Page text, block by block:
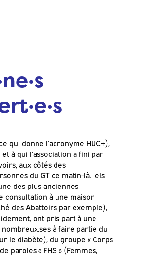
qui donne l’acronyme HUC+),
à qui l’association a fini par
aux côtés des
du GT ce matin-là. Iels
des plus anciennes
consultation à une maison
des Abattoirs par exemple),
ont pris part à une
nombreux.ses à faire partie du
le diabète), du groupe « Corps
paroles « FHS » (Femmes,